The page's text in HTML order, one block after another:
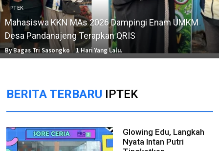
IPTEK
Mahasiswa KKN MAs 2026 Dampingi Enam UMKM
Desa Pandanajeng Terapkan QRIS
By Bagas Tri Sasongko 1 Hari Yang Lalu.
BERITA TERBARU IPTEK
Glowing Edu, Langkah
Nyata Intan Putri